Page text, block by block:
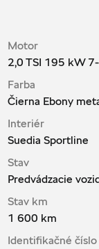
Motor
2,0 TSI 195 kW
Farba
Čierna Ebony
Interiér
Suedia Sportline
Stav
Predvádzacie
Stav km
1 600 km
Identifikačné číslo